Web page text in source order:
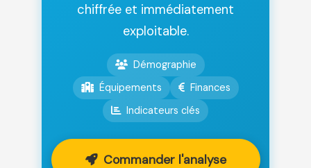
chiffrée et immédiatement
exploitable.
Démographie
Équipements
Finances
Indicateurs clés
Commander l'analyse